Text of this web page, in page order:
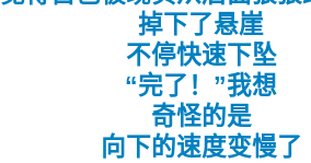
掉下了悬崖
不停快速下坠
“完了！”我想
奇怪的是
向下的速度变慢了